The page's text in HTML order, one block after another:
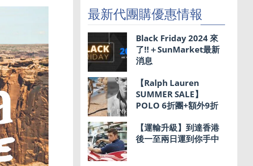
優
惠
情
報
最新代團購優惠情報
Black Friday 2024 來
了!!＋SunMarket最新
消息
【Ralph Lauren
SUMMER SALE】
POLO 6折團+額外9折
【運輸升級】到達香港
後一至兩日運到你手中